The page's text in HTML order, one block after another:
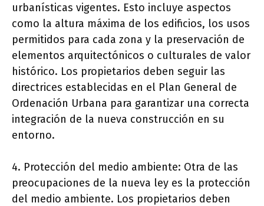
urbanísticas vigentes. Esto incluye aspectos
como la altura máxima de los edificios, los usos
permitidos para cada zona y la preservación de
elementos arquitectónicos o culturales de valor
histórico. Los propietarios deben seguir las
directrices establecidas en el Plan General de
Ordenación Urbana para garantizar una correcta
integración de la nueva construcción en su
entorno.
4. Protección del medio ambiente: Otra de las
preocupaciones de la nueva ley es la protección
del medio ambiente. Los propietarios deben